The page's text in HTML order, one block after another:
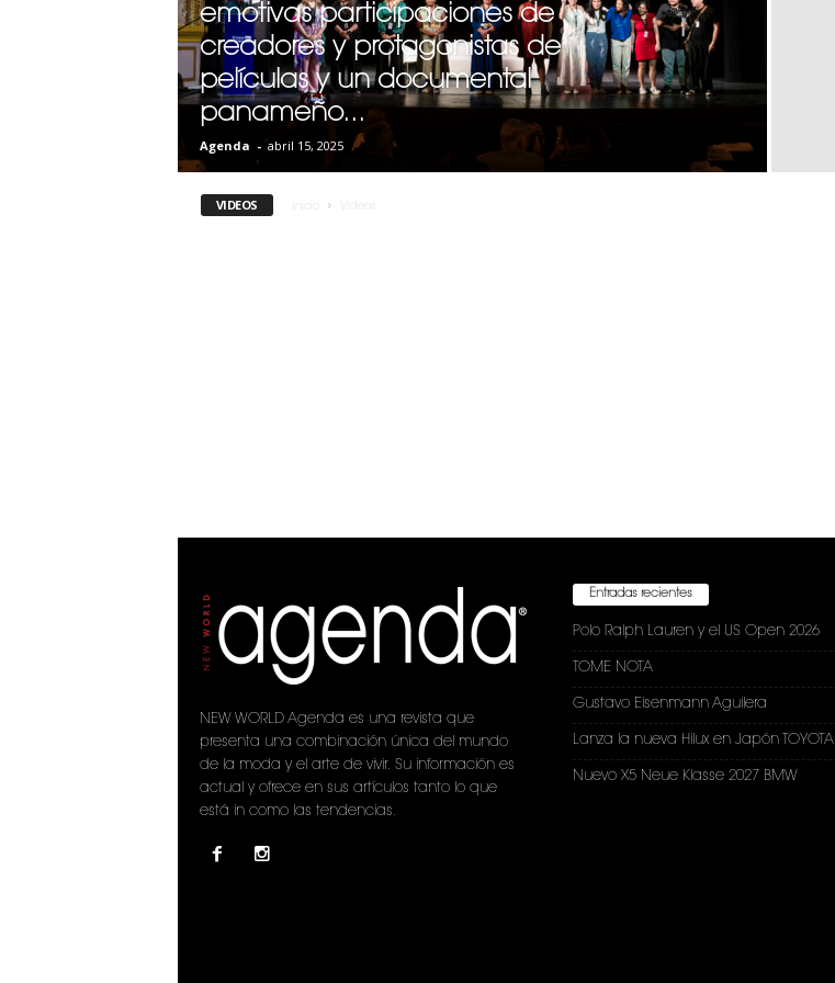
emotivas participaciones de
creadores y protagonistas de
películas y un documental
panameño...
Agenda - abril 15, 2025
VIDEOS Videos
NEW WORLD Agenda es una revista que
presenta una combinación única del mundo
de la moda y el arte de vivir. Su información es
actual y ofrece en sus artículos tanto lo que
está in como las tendencias.
Entradas recientes
Polo Ralph Lauren y el US Open 2026
TOME NOTA
Gustavo Eisenmann Aguilera
Lanza la nueva Hilux en Japón TOYOTA
Nuevo X5 Neue Klasse 2027 BMW